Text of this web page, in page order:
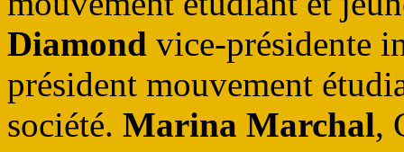
Diamond vice-présidente
président mouvement
société. Marina Marchal,